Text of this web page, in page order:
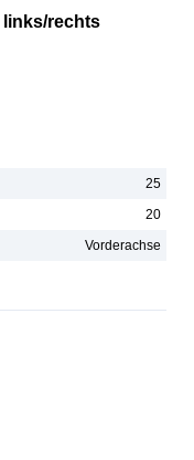
links/rechts
25
20
Vorderachse